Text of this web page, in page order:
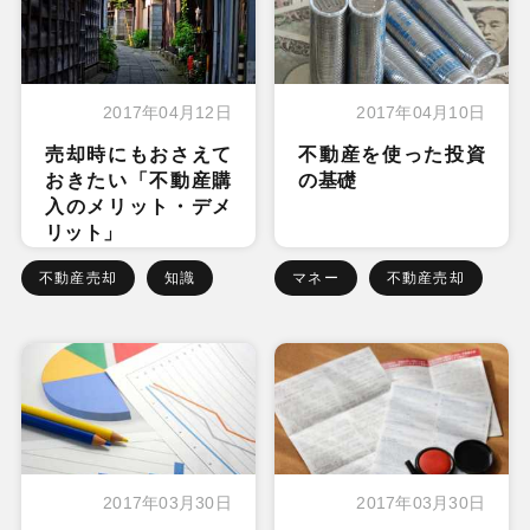
2017年04月12日
売却時にもおさえて
おきたい「不動産購
入のメリット・デメ
リット」
不動産売却 知識
2017年04月10日
不動産を使った投資
の基礎
マネー 不動産売却
2017年03月30日 2017年03月30日